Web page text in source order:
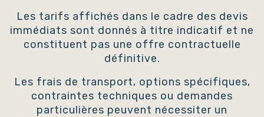
Les tarifs affichés dans le cadre des devis
immédiats sont donnés à titre indicatif et ne
constituent pas une offre contractuelle
définitive.
Les frais de transport, options spécifiques,
contraintes techniques ou demandes
particulières peuvent nécessiter un